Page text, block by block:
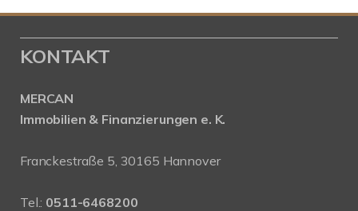
KONTAKT
MERCAN
Immobilien & Finanzierungen e. K.
Franckestraße 5, 30165 Hannover
Tel.: 0511-6468200